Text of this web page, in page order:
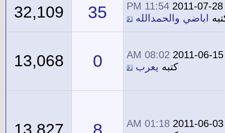
2011-07-28
11:54 PM
اباضي والحمدالله 35
32,109
2011-06-15
08:02 AM
كتبه يعرب 0
13,068
2011-06-03
01:18 AM